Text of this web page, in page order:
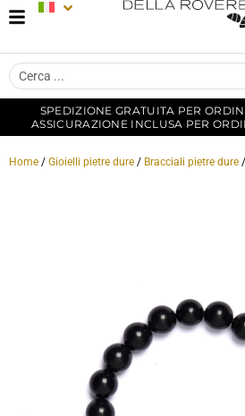
SPEDIZIONE GRATUITA PER
ASSICURAZIONE INCLUSA PER
Home / Gioielli pietre dure / Bracciali pietre dure